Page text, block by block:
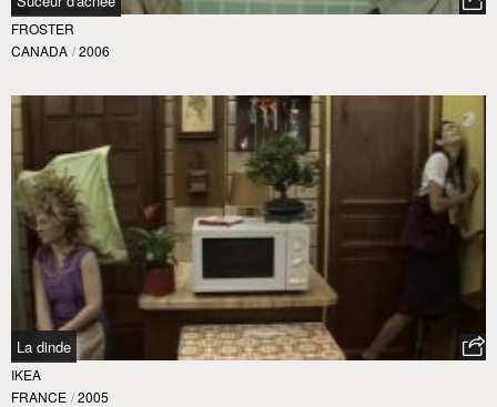
FROSTER
CANADA / 2006
La dinde
IKEA
FRANCE / 2005